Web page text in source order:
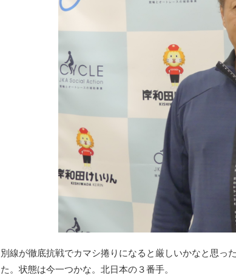
別線が徹底抗戦でカマシ捲りになると厳しいかなと思っ
た。状態は今一つかな。北日本の３番手。